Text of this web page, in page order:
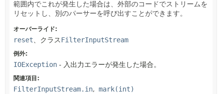
範囲内でこれが発生した場合は、外部のコードでストリームを
リセットし、別のパーサーを呼び出すことができます。
オーバーライド:
reset 、クラスFilterInputStream
例外:
IOException - 入出力エラーが発生した場合。
関連項目:
FilterInputStream.in mark(int)